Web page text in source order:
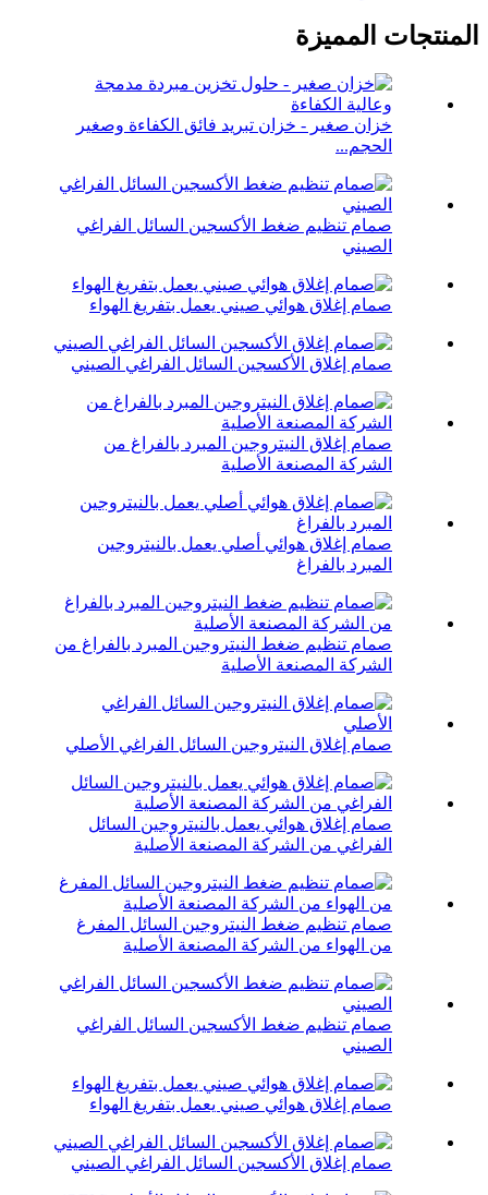
المنتجات المميزة
خزان صغير - خزان تبريد فائق الكفاءة وصغير
الحجم...
صمام تنظيم ضغط الأكسجين السائل الفراغي
الصيني
صمام إغلاق هوائي صيني يعمل بتفريغ الهواء
صمام إغلاق الأكسجين السائل الفراغي الصيني
صمام إغلاق النيتروجين المبرد بالفراغ من
الشركة المصنعة الأصلية
صمام إغلاق هوائي أصلي يعمل بالنيتروجين
المبرد بالفراغ
صمام تنظيم ضغط النيتروجين المبرد بالفراغ من
الشركة المصنعة الأصلية
صمام إغلاق النيتروجين السائل الفراغي الأصلي
صمام إغلاق هوائي يعمل بالنيتروجين السائل
الفراغي من الشركة المصنعة الأصلية
صمام تنظيم ضغط النيتروجين السائل المفرغ
من الهواء من الشركة المصنعة الأصلية
صمام تنظيم ضغط الأكسجين السائل الفراغي
الصيني
صمام إغلاق هوائي صيني يعمل بتفريغ الهواء
صمام إغلاق الأكسجين السائل الفراغي الصيني